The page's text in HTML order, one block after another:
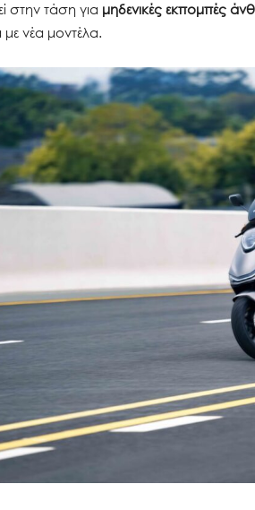
στην τάση για μηδενικές εκπομπές
με νέα μοντέλα.